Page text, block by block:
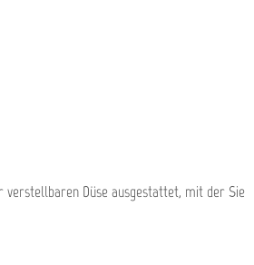
verstellbaren Düse ausgestattet, mit der Sie